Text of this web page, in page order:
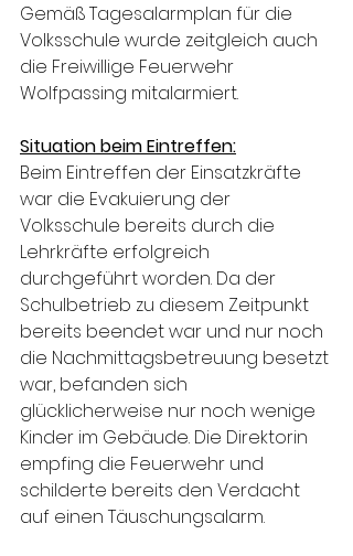
Gemäß Tagesalarmplan für die
Volksschule wurde zeitgleich auch
die Freiwillige Feuerwehr
Wolfpassing mitalarmiert.
Situation beim Eintreffen:
Beim Eintreffen der Einsatzkräfte
war die Evakuierung der
Volksschule bereits durch die
Lehrkräfte erfolgreich
durchgeführt worden. Da der
Schulbetrieb zu diesem Zeitpunkt
bereits beendet war und nur noch
die Nachmittagsbetreuung besetzt
war, befanden sich
glücklicherweise nur noch wenige
Kinder im Gebäude. Die Direktorin
empfing die Feuerwehr und
schilderte bereits den Verdacht
auf einen Täuschungsalarm.